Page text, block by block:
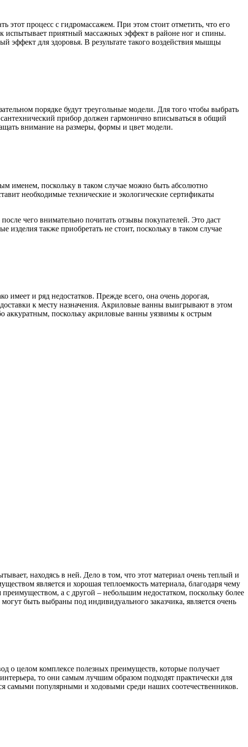
процесс с гидромассажем. При этом стоит отметить, что его
испытывает приятный массажных эффект в районе ног и спины.
эффект для здоровья. В результате такого воздействия мышцы
порядке будут треугольные модели. Для того чтобы выбрать
прибор должен гармонично вписываться в общий
внимание на размеры, формы и цвет модели.
именем, поскольку в таком случае можно быть абсолютно
необходимые технические и экологические сертификаты
чего внимательно почитать отзывы покупателей. Это даст
также приобретать не стоит, поскольку в таком случае
имеет и ряд недостатков. Прежде всего, она очень дорогая,
к месту назначения. Акриловые ванны выигрывают в этом
аккуратным, поскольку акриловые ванны уязвимы к острым
находясь в ней. Дело в том, что этот материал очень теплый и
является и хорошая теплоемкость материала, благодаря чему
а с другой – небольшим недостатком, поскольку более
быть выбраны под индивидуального заказчика, является очень
о целом комплексе полезных преимуществ, которые получает
то они самым лучшим образом подходят практически для
самыми популярными и ходовыми среди наших соотечественников.